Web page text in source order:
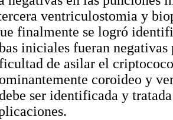
ventriculostomia y
finalmente se logró
iniciales fueran
de asilar el
coroideo y
ser identificada y